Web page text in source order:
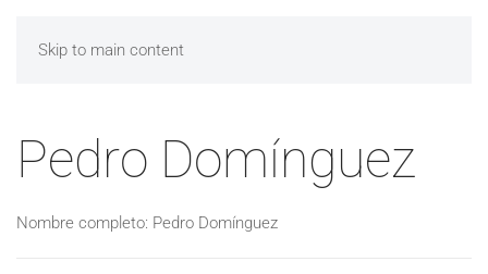
Skip to main content
Pedro Domínguez
Nombre completo: Pedro Domínguez